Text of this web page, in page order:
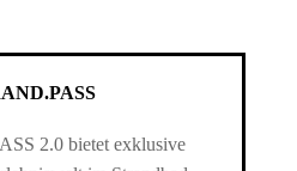
2.0 bietet exklusive